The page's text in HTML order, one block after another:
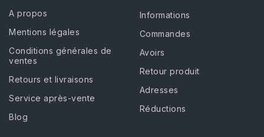
A propos
Mentions légales
Conditions générales de
ventes
Retours et livraisons
Service après-vente
Blog
Informations
Commandes
Avoirs
Retour produit
Adresses
Réductions